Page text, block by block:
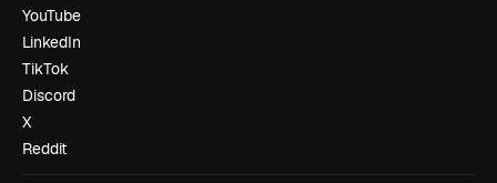
YouTube
LinkedIn
TikTok
Discord
X
Reddit